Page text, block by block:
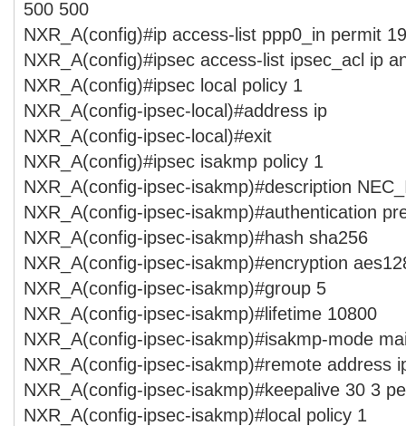
500 500
NXR_A(config)#ip access-list ppp0_in permit
NXR_A(config)#ipsec access-list ipsec_acl ip
NXR_A(config)#ipsec local policy 1
NXR_A(config-ipsec-local)#address ip
NXR_A(config-ipsec-local)#exit
NXR_A(config)#ipsec isakmp policy 1
NXR_A(config-ipsec-isakmp)#description
NXR_A(config-ipsec-isakmp)#authentication
NXR_A(config-ipsec-isakmp)#hash sha256
NXR_A(config-ipsec-isakmp)#encryption
NXR_A(config-ipsec-isakmp)#group 5
NXR_A(config-ipsec-isakmp)#lifetime 10800
NXR_A(config-ipsec-isakmp)#isakmp-mode
NXR_A(config-ipsec-isakmp)#remote address
NXR_A(config-ipsec-isakmp)#keepalive 30 3
NXR_A(config-ipsec-isakmp)#local policy 1